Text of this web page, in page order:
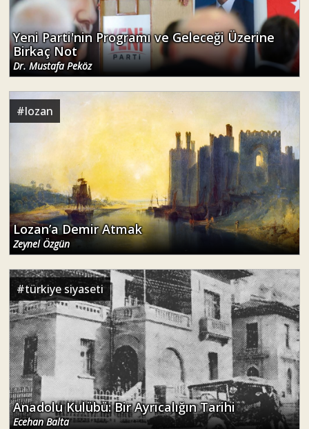
Yeni Parti'nin Programı ve Geleceği Üzerine
Birkaç Not
Dr. Mustafa Peköz
#lozan
Lozan’a Demir Atmak
Zeynel Özgün
#türkiye siyaseti
Anadolu Kulübü: Bir Ayrıcalığın Tarihi
Ecehan Balta